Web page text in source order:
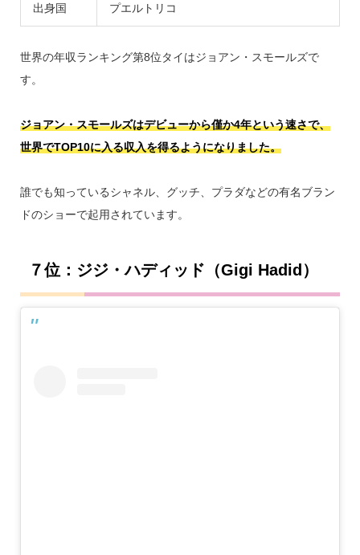
出身国 プエルトリコ
世界の年収ランキング第8位タイはジョアン・スモールズで
す。
ジョアン・スモールズはデビューから僅か4年という速さで、
世界でTOP10に入る収入を得るようになりました。
誰でも知っているシャネル、グッチ、プラダなどの有名ブラン
ドのショーで起用されています。
７位：ジジ・ハディッド（Gigi Hadid）